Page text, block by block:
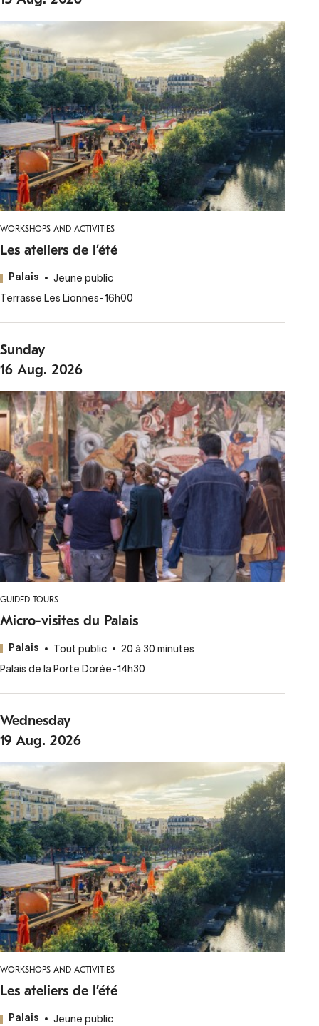
WORKSHOPS AND ACTIVITIES
Les ateliers de l’été
Palais
Jeune public
Terrasse Les Lionnes-16h00
Sunday
16 Aug. 2026
GUIDED TOURS
Micro-visites du Palais
Palais Tout public
20 à 30 minutes
Palais de la Porte Dorée-14h30
Wednesday
19 Aug. 2026
WORKSHOPS AND ACTIVITIES
Les ateliers de l’été
Palais
Jeune public